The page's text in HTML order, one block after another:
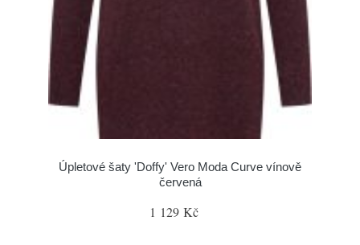
Úpletové šaty 'Doffy' Vero Moda Curve vínově
červená
1 129 Kč